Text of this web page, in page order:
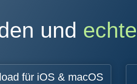
und
für iOS & macOS